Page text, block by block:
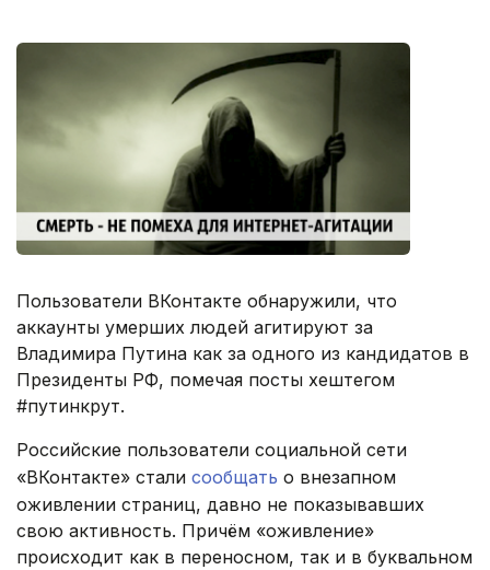
Пользователи ВКонтакте обнаружили, что
аккаунты умерших людей агитируют за
Владимира Путина как за одного из кандидатов в
Президенты РФ, помечая посты хештегом
#путинкрут.
Российские пользователи социальной сети
«ВКонтакте» стали сообщать о внезапном
оживлении страниц, давно не показывавших
свою активность. Причём «оживление»
происходит как в переносном, так и в буквальном